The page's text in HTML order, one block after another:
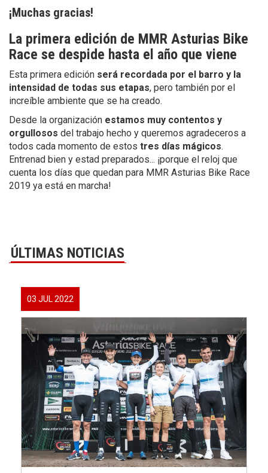
¡Muchas gracias!
La primera edición de MMR Asturias Bike
Race se despide hasta el año que viene
Esta primera edición será recordada por el barro y la
intensidad de todas sus etapas, pero también por el
increíble ambiente que se ha creado.
Desde la organización estamos muy contentos y
orgullosos del trabajo hecho y queremos agradeceros a
todos cada momento de estos tres días mágicos.
Entrenad bien y estad preparados... ¡porque el reloj que
cuenta los días que quedan para MMR Asturias Bike Race
2019 ya está en marcha!
ÚLTIMAS NOTICIAS
03 JUL 2022